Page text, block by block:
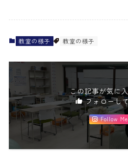
教室の様子 教室の様子
この記事が気に
フォローし
Follow Me